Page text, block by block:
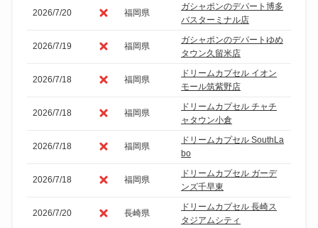
2026/7/20 福岡県
ガシャポンのデパート博多
バスターミナル店
2026/7/19 福岡県
ガシャポンのデパートゆめ
タウン久留米店
2026/7/18 福岡県
ドリームカプセル イオン
モール筑紫野店
2026/7/18 福岡県
ドリームカプセル チャチ
ャタウン小倉
2026/7/18 福岡県
ドリームカプセル SouthLa
bo
2026/7/18 福岡県
ドリームカプセル ガーデ
ンズ千早東
2026/7/20 長崎県
ドリームカプセル 長崎ス
タジアムシティ